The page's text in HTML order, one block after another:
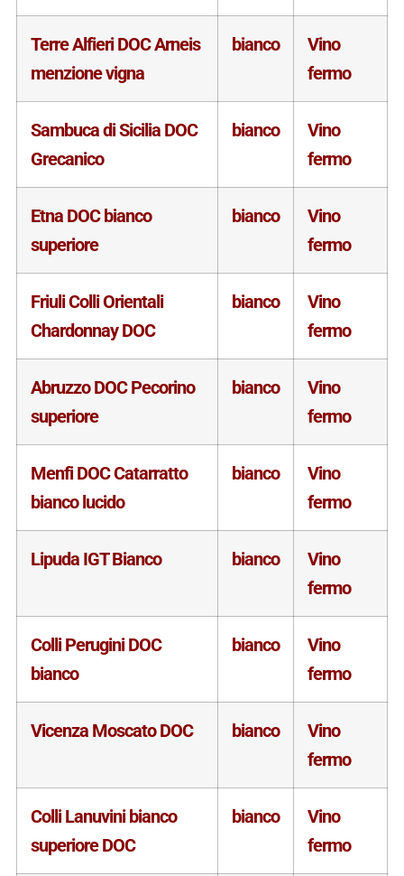
Terre Alfieri DOC Arneis
menzione vigna
bianco
Vino
fermo
Sambuca di Sicilia DOC
Grecanico
bianco
Vino
fermo
Etna DOC bianco
superiore
bianco
Vino
fermo
Friuli Colli Orientali
Chardonnay DOC
bianco
Vino
fermo
Abruzzo DOC Pecorino
superiore
bianco
Vino
fermo
Menfi DOC Catarratto
bianco lucido
bianco
Vino
fermo
Lipuda IGT Bianco bianco
Vino
fermo
Colli Perugini DOC
bianco
bianco
Vino
fermo
Vicenza Moscato DOC bianco
Vino
fermo
Colli Lanuvini bianco
superiore DOC
bianco
Vino
fermo